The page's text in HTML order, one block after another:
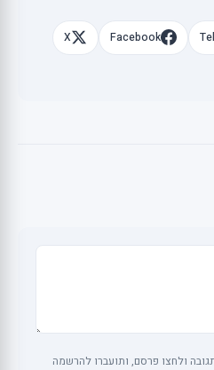
Facebook
X
ולחצו פרסם, ותועברו להרשמה